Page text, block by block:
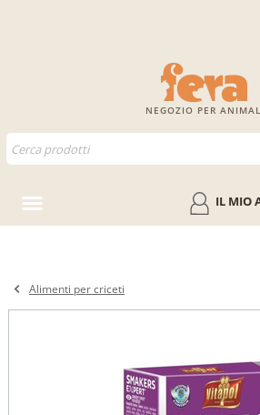
NEGOZIO PER
IL MIO
Alimenti per criceti